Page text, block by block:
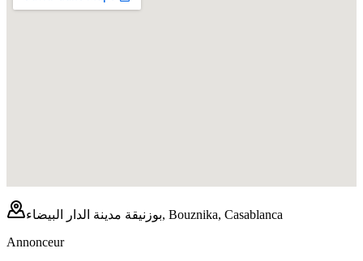
بوزنيقة مدينة الدار البيضاء, Bouznika, Casablanca
Annonceur